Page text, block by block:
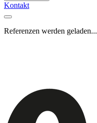
Kontakt
Referenzen werden geladen...